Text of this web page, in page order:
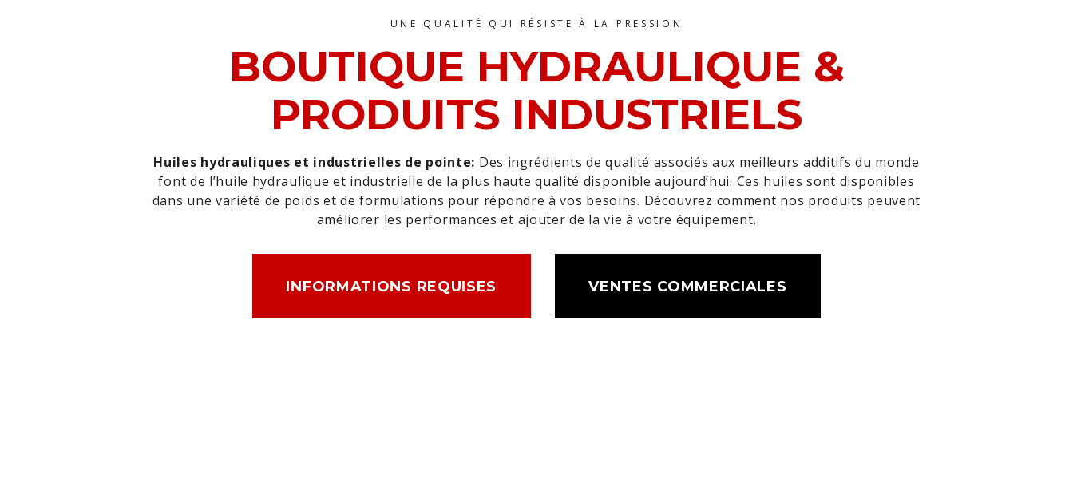
UNE QUALITÉ QUI RÉSISTE À LA PRESSION
BOUTIQUE HYDRAULIQUE &
PRODUITS INDUSTRIELS
Huiles hydrauliques et industrielles de pointe: Des ingrédients de qualité associés aux meilleurs additifs du monde
font de l’huile hydraulique et industrielle de la plus haute qualité disponible aujourd’hui. Ces huiles sont disponibles
dans une variété de poids et de formulations pour répondre à vos besoins. Découvrez comment nos produits peuvent
améliorer les performances et ajouter de la vie à votre équipement.
INFORMATIONS REQUISES VENTES COMMERCIALES